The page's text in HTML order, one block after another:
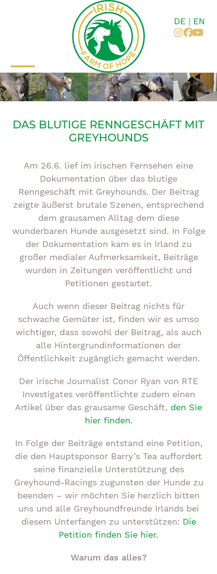
DE| EN
Mobiles
Menü
Mobiles
Menü
DAS BLUTIGE RENNGESCHÄFT MIT
GREYHOUNDS
Am 26.6. lief im irischen Fernsehen eine
Dokumentation über das blutige
Renngeschäft mit Greyhounds. Der Beitrag
zeigte äußerst brutale Szenen, entsprechend
dem grausamen Alltag dem diese
wunderbaren Hunde ausgesetzt sind. In Folge
der Dokumentation kam es in Irland zu
großer medialer Aufmerksamkeit, Beiträge
wurden in Zeitungen veröffentlicht und
Petitionen gestartet.
Auch wenn dieser Beitrag nichts für
schwache Gemüter ist, finden wir es umso
wichtiger, dass sowohl der Beitrag, als auch
alle Hintergrundinformationen der
Öffentlichkeit zugänglich gemacht werden.
Der irische Journalist Conor Ryan von RTE
Investigates veröffentlichte zudem einen
Artikel über das grausame Geschäft, den Sie
hier finden.
In Folge der Beiträge entstand eine Petition,
die den Hauptsponsor Barry’s Tea auffordert
seine finanzielle Unterstützung des
Greyhound-Racings zugunsten der Hunde zu
beenden – wir möchten Sie herzlich bitten
uns und alle Greyhoundfreunde Irlands bei
diesem Unterfangen zu unterstützen: Die
Petition finden Sie hier.
Warum das alles?